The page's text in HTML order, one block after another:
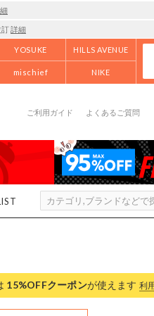
訂詳細
YOSUKE HILLS AVENUE
mischief NIKE
ご利用ガイド よくあるご質問
15%OFFクーポンが使えます 利